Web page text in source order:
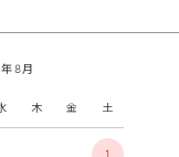
8月
木 金 土
1